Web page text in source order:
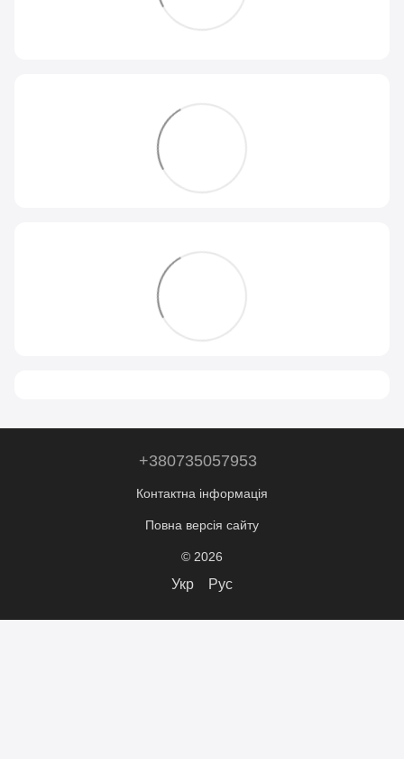
+380735057953
Контактна інформація
Повна версія сайту
© 2026
Укр Рус